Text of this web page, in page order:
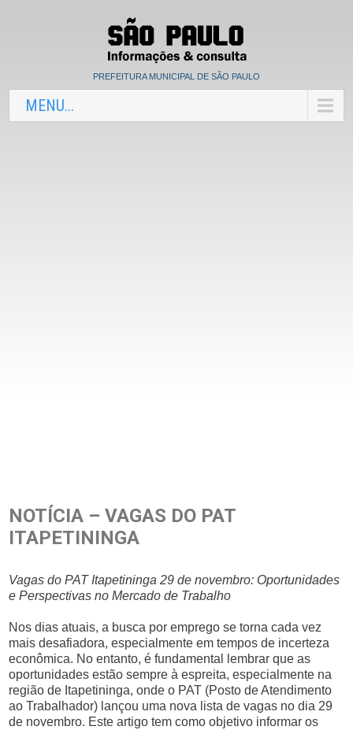
PREFEITURA MUNICIPAL DE SÃO PAULO
MENU...
NOTÍCIA – VAGAS DO PAT
ITAPETININGA
Vagas do PAT Itapetininga 29 de novembro: Oportunidades
e Perspectivas no Mercado de Trabalho
Nos dias atuais, a busca por emprego se torna cada vez
mais desafiadora, especialmente em tempos de incerteza
econômica. No entanto, é fundamental lembrar que as
oportunidades estão sempre à espreita, especialmente na
região de Itapetininga, onde o PAT (Posto de Atendimento
ao Trabalhador) lançou uma nova lista de vagas no dia 29
de novembro. Este artigo tem como objetivo informar os